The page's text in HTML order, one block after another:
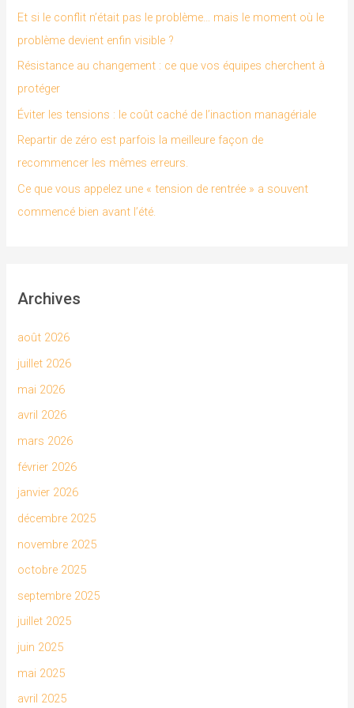
c
h
e
r
:
Et si le conflit n’était pas le problème… mais le moment où le
problème devient enfin visible ?
Résistance au changement : ce que vos équipes cherchent à
protéger
Éviter les tensions : le coût caché de l’inaction managériale
Repartir de zéro est parfois la meilleure façon de
recommencer les mêmes erreurs.
Ce que vous appelez une « tension de rentrée » a souvent
commencé bien avant l’été.
Archives
août 2026
juillet 2026
mai 2026
avril 2026
mars 2026
février 2026
janvier 2026
décembre 2025
novembre 2025
octobre 2025
septembre 2025
juillet 2025
juin 2025
mai 2025
avril 2025